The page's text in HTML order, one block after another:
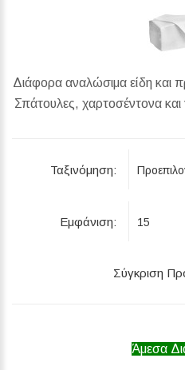
Διάφορα αναλώσιμα είδη και
Σπάτουλες, χαρτοσέντονα
Ταξινόμηση:
Εμφάνιση:
Σύγκριση
Άμεσα